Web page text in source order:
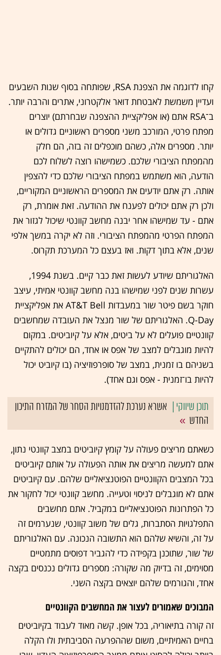
קחו לדוגמה את הצפנת RSA, שפותחה בסוף שנות השבעים
ועדיין משמשת לאבטחת דואר אלקטרוני, אתרים והרבה יותר.
ב־RSA אתם (או אפליקציית ההצפנה שבחרתם) יוצרים
מפתח פרטי, המורכב משני מספרים ראשוניים גדולים או
יותר. מספרים אלה, כשהם מוכפלים זה בזה, הם חלק
מהמפתח הציבורי שלכם. כשמישהו רוצה לשלוח לכם
הודעה, הוא משתמש במפתח הציבורי שלכם כדי להצפין
אותה. רק אתם יודעים את המספרים הראשוניים המקוריים,
ולכן רק אתם יכולים לפענח את ההודעה. זאת אומרת, רק
אתם - עד שמישהו אחר יבנה מחשב קוונטי שיכול לגזור את
המפתח הפרטי מהמפתח הציבורי. וזה לא יקרה במשך אלפי
שנים, אלא בתוך דקות. ואז בעצם כל המערכת תקרוס.
האלגוריתם שיודע לעשות זאת כבר קיים. בשנת 1994,
עשרות שנים לפני שמישהו בנה מחשב קוונטי אמיתי, עיצב
חוקר בשם פיטר שור במעבדות AT&T Bell את אפליקציית
Q-Day. האלגוריתם של שור מנצל את העובדה שמחשבים
קוונטיים פועלים לא על ביטים, אלא על קיוביטים. במקום
להיות מוגבלים למצב של אפס או אחד, הם יכולים להתקיים
בשניהם בו זמנית, במצב של סופרפוזיציה (בו קיוביט יכול
להיות בו־זמנית - אפס וגם אחד).
אשרא נערכת להזדמנויות הסחר של המזרח התיכון
החדש
כשאתם מריצים פעולה על קומץ קיוביטים במצב קוונטי נתון,
אתם למעשה מריצים את אותה הפעולה על אותם קיוביטים
בכל המצבים הקוונטיים הפוטנציאליים שלהם. עם קיוביטים
אתם לא מוגבלים לניסוי וטעייה. מחשב קוונטי יכול לחקור את
כל הפתרונות הפוטנציאליים במקביל. אתם מחשבים
התפלגויות הסתברות, גלים של משוב קוונטי, שנערמים זה
על זה, והשיא שלהם הוא התשובה הנכונה. עם האלגוריתם
של שור, שתוכנן בקפידה כדי להגביר דפוסים מתמטיים
מסוימים, זה בדיוק מה שקורה: מספרים גדולים נכנסים בקצה
אחד, והגורמים שלהם יוצאים בקצה השני.
המבוכים שאמורים לעצור את המחשבים הקוונטיים
זה קורה בתיאוריה, בכל אופן. קשה מאוד לעבוד בקיוביטים
בחיים האמיתיים, משום שההפרעה הסביבתית ולו הקלה